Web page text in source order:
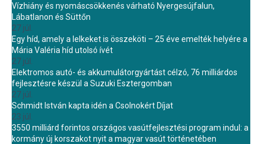
Vízhiány és nyomáscsökkenés várható Nyergesújfalun,
Lábatlanon és Süttőn
27 júl.
Egy híd, amely a lelkeket is összeköti – 25 éve emelték helyére a
Mária Valéria híd utolsó ívét
27 júl.
Elektromos autó- és akkumulátorgyártást célzó, 76 milliárdos
fejlesztésre készül a Suzuki Esztergomban
27 júl.
Schmidt István kapta idén a Csolnokért Díjat
23 júl.
3550 milliárd forintos országos vasútfejlesztési program indul: a
kormány új korszakot nyit a magyar vasút történetében